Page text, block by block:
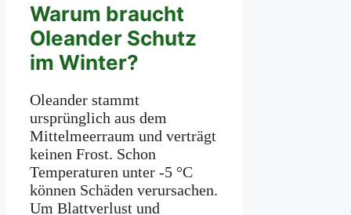
Warum braucht
Oleander Schutz
im Winter?
Oleander stammt
ursprünglich aus dem
Mittelmeerraum und verträgt
keinen Frost. Schon
Temperaturen unter -5 °C
können Schäden verursachen.
Um Blattverlust und